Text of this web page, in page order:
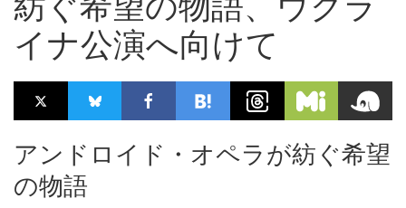
イナ公演へ向けて
アンドロイド・オペラが紡ぐ希望
の物語